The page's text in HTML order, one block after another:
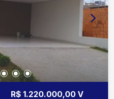
R$ 1.220.000,00 V